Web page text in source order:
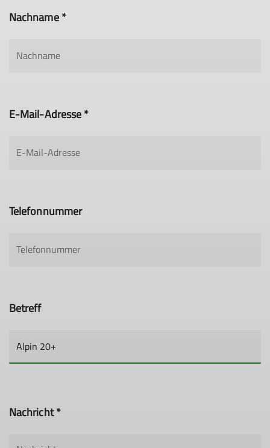
Nachname *
E-Mail-Adresse *
Telefonnummer
Betreff
Nachricht *